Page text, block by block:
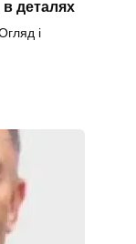
деталях
і